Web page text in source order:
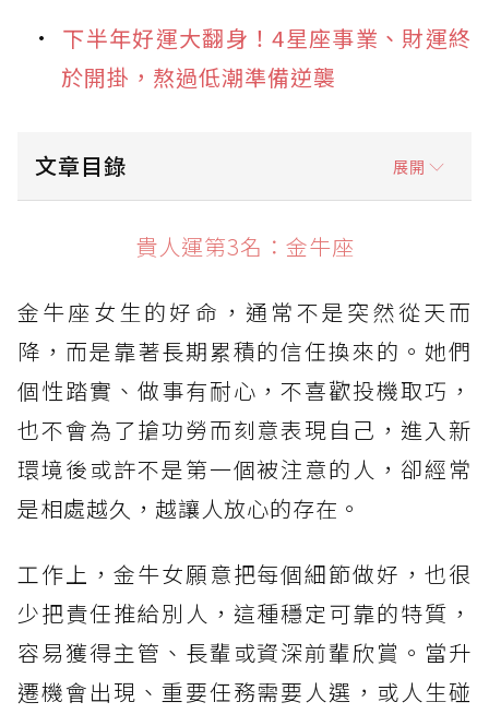
下半年好運大翻身！4星座事業、財運終
於開掛，熬過低潮準備逆襲
文章目錄 展開
貴人運第3名：金牛座
貴人運第1名：天秤座
貴人運第3名：金牛座
金牛座女生的好命，通常不是突然從天而
降，而是靠著長期累積的信任換來的。她們
個性踏實、做事有耐心，不喜歡投機取巧，
也不會為了搶功勞而刻意表現自己，進入新
環境後或許不是第一個被注意的人，卻經常
是相處越久，越讓人放心的存在。
工作上，金牛女願意把每個細節做好，也很
少把責任推給別人，這種穩定可靠的特質，
容易獲得主管、長輩或資深前輩欣賞。當升
遷機會出現、重要任務需要人選，或人生碰